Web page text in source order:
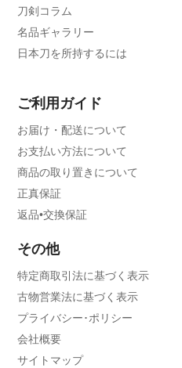
刀剣コラム
名品ギャラリー
日本刀を所持するには
ご利用ガイド
お届け・配送について
お支払い方法について
商品の取り置きについて
正真保証
返品•交換保証
その他
特定商取引法に基づく表示
古物営業法に基づく表示
プライバシー･ポリシー
会社概要
サイトマップ